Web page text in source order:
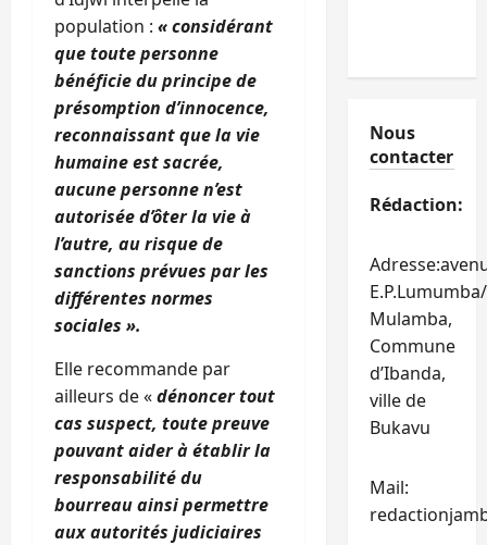
population : « considérant
que toute personne
bénéficie du principe de
présomption d’innocence,
reconnaissant que la vie
humaine est sacrée,
aucune personne n’est
autorisée d’ôter la vie à
l’autre, au risque de
sanctions prévues par les
différentes normes
sociales ».
Elle recommande par
ailleurs de «dénoncer tout
cas suspect, toute preuve
pouvant aider à établir la
responsabilité du
bourreau ainsi permettre
aux autorités judiciaires
Nous
contacter
Rédaction:
Mulamba,
Commune
d’Ibanda,
ville de
Bukavu
Mail: